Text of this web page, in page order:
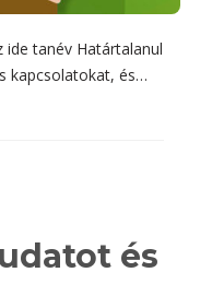
ide tanév Határtalanul
kapcsolatokat, és…
és